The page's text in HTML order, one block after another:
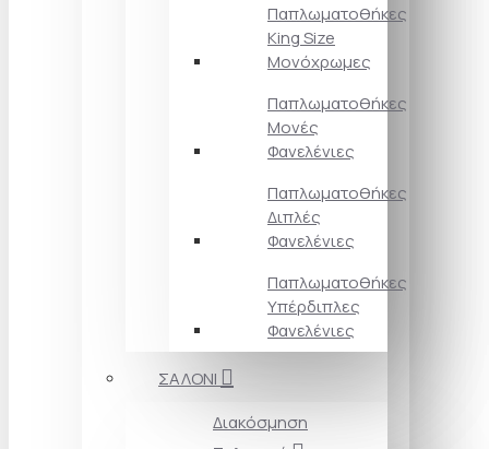
Παπλωματοθήκες
King Size
Μονόχρωμες
Παπλωματοθήκες
Μονές
Φανελένιες
Παπλωματοθήκες
Διπλές
Φανελένιες
Παπλωματοθήκες
Υπέρδιπλες
Φανελένιες
ΣΑΛΟΝΙ
Διακόσμηση